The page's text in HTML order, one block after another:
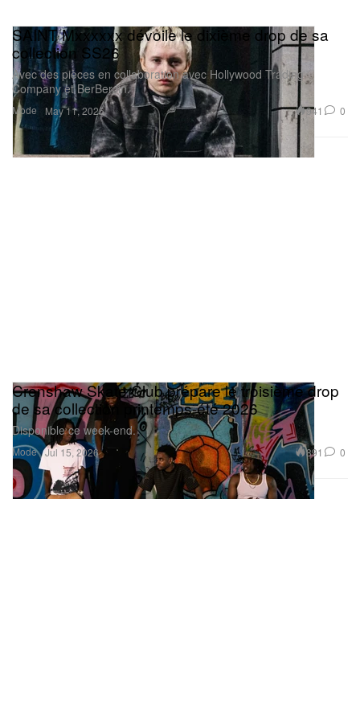
Mode
SAINT Mxxxxxx dévoile le dixième drop de sa
collection SS26
Avec des pièces en collaboration avec Hollywood Trading
Company et BerBerJin.
May 11, 2026 941 0
Mode
Crenshaw Skate Club prépare le troisième drop
de sa collection printemps-été 2026
Disponible ce week-end.
Jul 15, 2026 891 0